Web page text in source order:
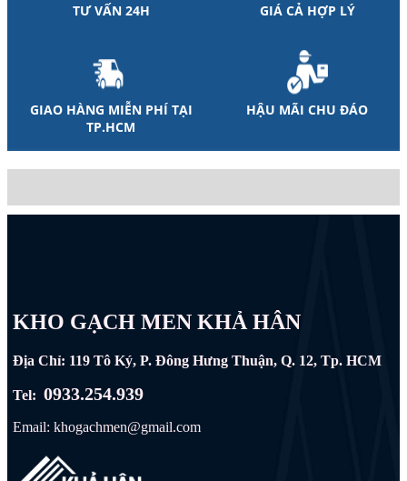
TƯ VẤN 24H GIÁ CẢ HỢP LÝ
GIAO HÀNG MIỄN PHÍ TẠI
TP.HCM
HẬU MÃI CHU ĐÁO
KHO GẠCH MEN KHẢ HÂN
Địa Chỉ: 119 Tô Ký, P. Đông Hưng Thuận, Q. 12, Tp. HCM
Tel:0933.254.939
Email: khogachmen@gmail.com